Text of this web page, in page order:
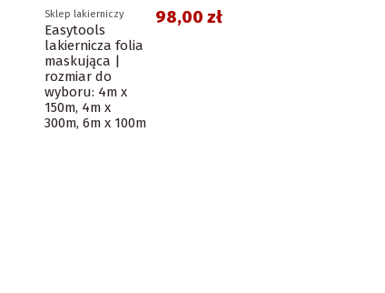
Sklep lakierniczy
Easytools
lakiernicza folia
maskująca |
rozmiar do
wyboru: 4m x
150m, 4m x
300m, 6m x 100m
98,00 zł